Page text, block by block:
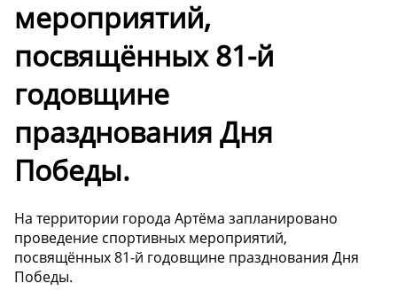
мероприятий,
посвящённых 81-й
годовщине
празднования Дня
Победы.
На территории города Артёма запланировано
проведение спортивных мероприятий,
посвящённых 81-й годовщине празднования Дня
Победы.